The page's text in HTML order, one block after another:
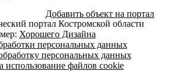
Добавить объект на портал
портал Костромской области
Хорошего Дизайна
персональных данных
персональных данных
использование файлов cookie